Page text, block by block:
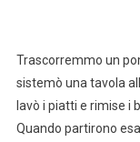
Trascorremmo un
sistemò una tavola
lavò i piatti e rimise i
Quando partirono